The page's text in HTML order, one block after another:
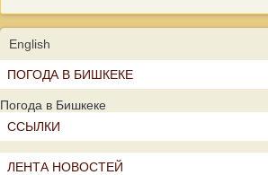
English
ПОГОДА В БИШКЕКЕ
Погода в Бишкеке
ССЫЛКИ
ЛЕНТА НОВОСТЕЙ